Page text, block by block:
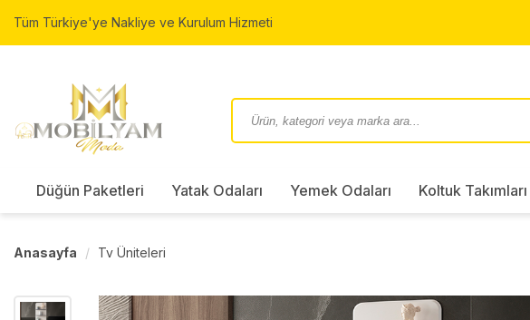
Tüm Türkiye'ye Nakliye ve Kurulum Hizmeti
Düğün Paketleri Yatak Odaları Yemek Odaları Koltuk Takımları
Anasayfa Tv Üniteleri